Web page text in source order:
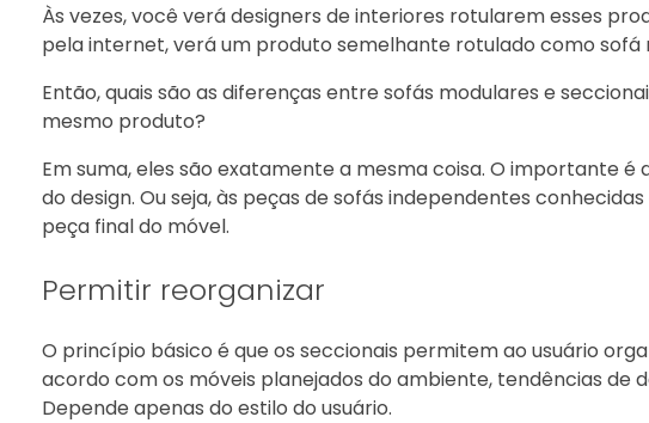
Às vezes, você verá designers de interiores rotularem esses
pela internet, verá um produto semelhante rotulado como sofá
Então, quais são as diferenças entre sofás modulares e
mesmo produto?
Em suma, eles são exatamente a mesma coisa. O importante
do design. Ou seja, às peças de sofás independentes
peça final do móvel.
Permitir reorganizar
O princípio básico é que os seccionais permitem ao usuário
acordo com os móveis planejados do ambiente, tendências de
Depende apenas do estilo do usuário.